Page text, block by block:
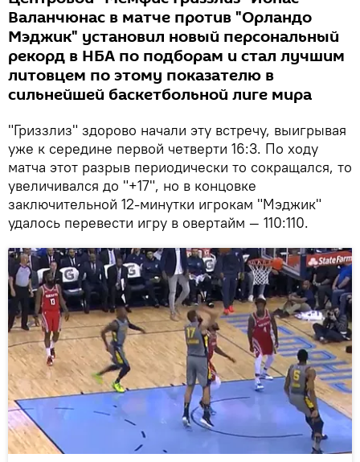
Валанчюнас в матче против "Орландо
Мэджик" установил новый персональный
рекорд в НБА по подборам и стал лучшим
литовцем по этому показателю в
сильнейшей баскетбольной лиге мира
"Гриззлиз" здорово начали эту встречу, выигрывая
уже к середине первой четверти 16:3. По ходу
матча этот разрыв периодически то сокращался, то
увеличивался до "+17", но в концовке
заключительной 12-минутки игрокам "Мэджик"
удалось перевести игру в овертайм — 110:110.